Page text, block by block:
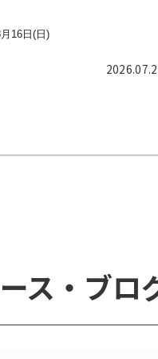
16日(日)
ス・ブロ